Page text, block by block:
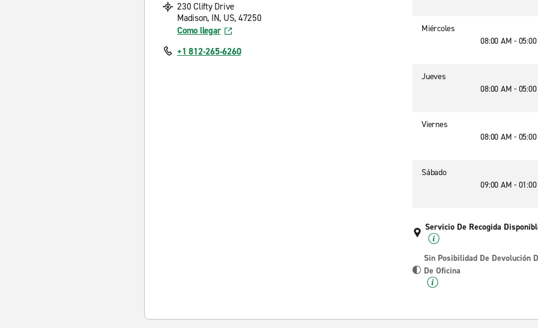
230 Clifty Drive
Madison, IN, US, 47250
Como llegar
+1 812-265-6260
Miércoles
08:00 AM -
Jueves
08:00 AM -
Viernes
08:00 AM -
Sábado
09:00 AM -
Servicio De Recogida
Sin Posibilidad De Devolución
De Oficina